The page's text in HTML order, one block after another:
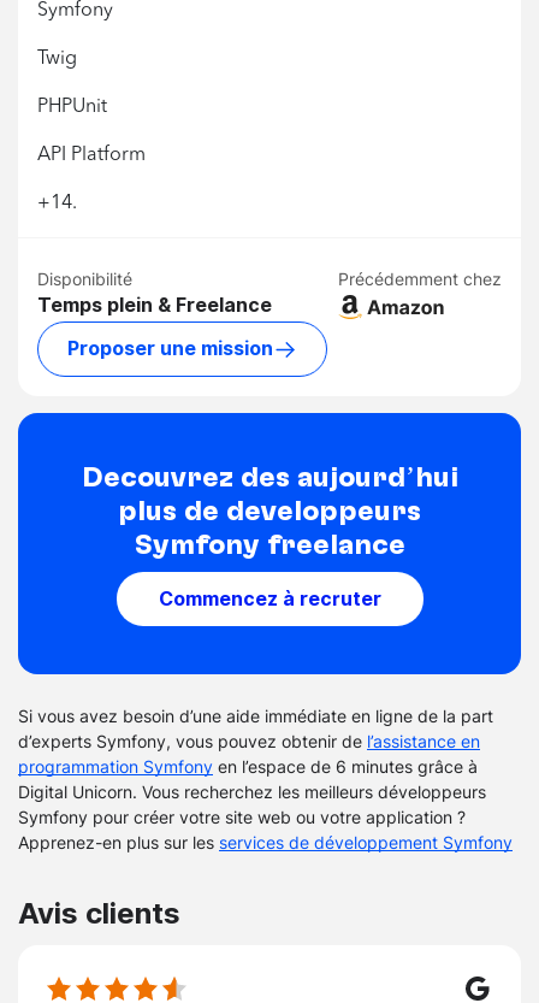
Symfony
Twig
PHPUnit
API Platform
+14.
Disponibilité
Temps plein & Freelance
Précédemment chez
Proposer une mission
Découvrez dès aujourd’hui
plus de développeurs
Symfony freelance
Commencez à recruter
Si vous avez besoin d’une aide immédiate en ligne de la part
d’experts Symfony, vous pouvez obtenir de l’assistance en
programmation Symfony en l’espace de 6 minutes grâce à
Digital Unicorn. Vous recherchez les meilleurs développeurs
Symfony pour créer votre site web ou votre application ?
Apprenez-en plus sur les services de développement Symfony
Avis clients